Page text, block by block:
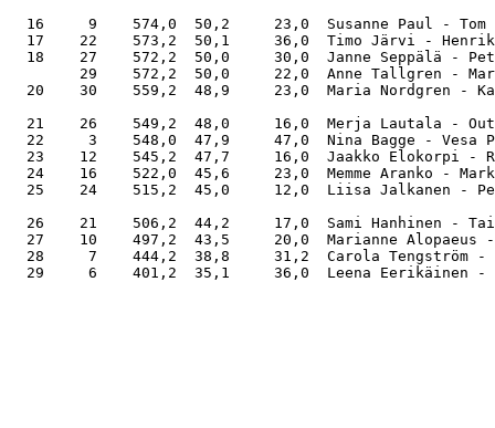
16     9    574,0  50,2     23,0  Susanne
17    22    573,2  50,1     36,0  Timo
18    27    572,2  50,0     30,0  Janne
29    572,2  50,0     22,0  Anne
20    30    559,2  48,9     23,0  Maria
21    26    549,2  48,0     16,0  Merja
22     3    548,0  47,9     47,0  Nina
23    12    545,2  47,7     16,0  Jaakko
24    16    522,0  45,6     23,0  Memme
25    24    515,2  45,0     12,0  Liisa
26    21    506,2  44,2     17,0  Sami
27    10    497,2  43,5     20,0  Marianne Alopaeus
28     7    444,2  38,8     31,2  Carola